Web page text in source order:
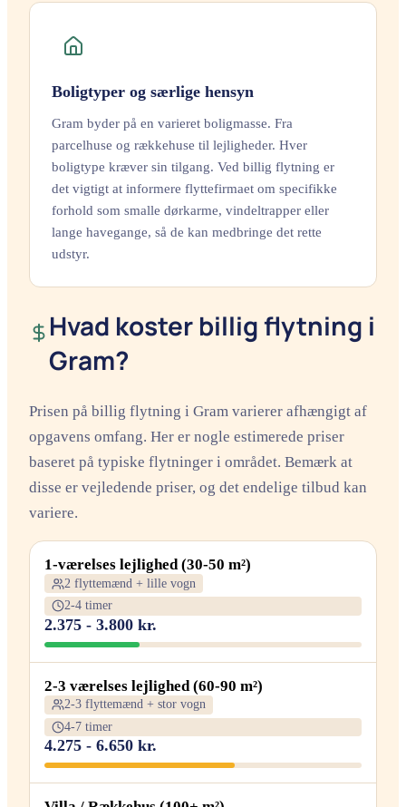
Boligtyper og særlige hensyn
Gram byder på en varieret boligmasse. Fra
parcelhuse og rækkehuse til lejligheder. Hver
boligtype kræver sin tilgang. Ved billig flytning er
det vigtigt at informere flyttefirmaet om specifikke
forhold som smalle dørkarme, vindeltrapper eller
lange havegange, så de kan medbringe det rette
udstyr.
Hvad koster billig flytning i
Gram?
Prisen på billig flytning i Gram varierer afhængigt af
opgavens omfang. Her er nogle estimerede priser
baseret på typiske flytninger i området. Bemærk at
disse er vejledende priser, og det endelige tilbud kan
variere.
1-værelses lejlighed (30-50 m²)
2 flyttemænd + lille vogn
2-4 timer
2.375 - 3.800 kr.
2-3 værelses lejlighed (60-90 m²)
2-3 flyttemænd + stor vogn
4-7 timer
4.275 - 6.650 kr.